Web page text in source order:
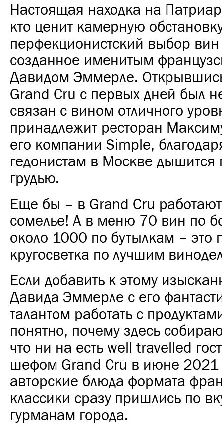
Настоящая находка на
кто ценит камерную
перфекционистский выбор
созданное именитым
Давидом Эммерле.
Grand Cru с первых дней был
связан с вином отличного
принадлежит ресторан
его компании Simple,
гедонистам в Москве дышится
грудью.
Еще бы – в Grand Cru
сомелье! А в меню 70 вин по
около 1000 по бутылкам – это
кругосветка по лучшим
Если добавить к этому
Давида Эммерле с его
талантом работать с
понятно, почему здесь
что ни на есть well travelled
шефом Grand Cru в июне 2021
авторские блюда формата
классики сразу пришлись по
гурманам города.